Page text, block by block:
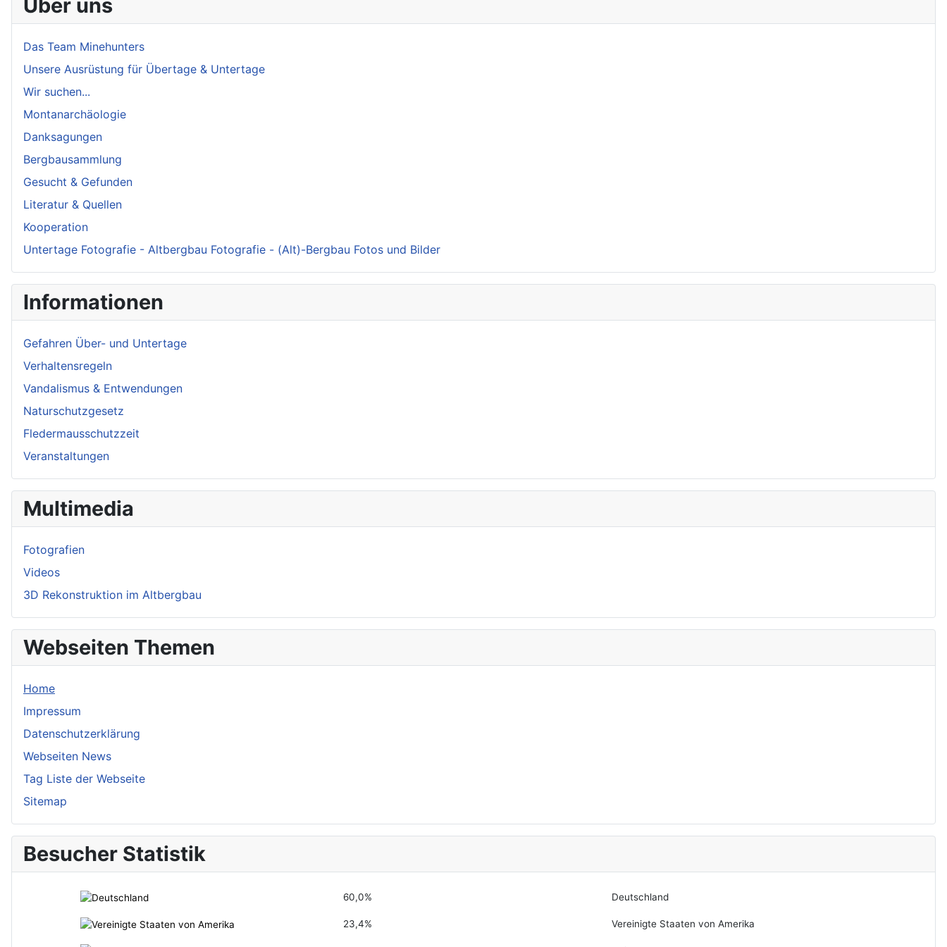
Über uns
Das Team Minehunters
Unsere Ausrüstung für Übertage & Untertage
Wir suchen...
Montanarchäologie
Danksagungen
Bergbausammlung
Gesucht & Gefunden
Literatur & Quellen
Kooperation
Untertage Fotografie - Altbergbau Fotografie - (Alt)-Bergbau Fotos und Bilder
Informationen
Gefahren Über- und Untertage
Verhaltensregeln
Vandalismus & Entwendungen
Naturschutzgesetz
Fledermausschutzzeit
Veranstaltungen
Multimedia
Fotografien
Videos
3D Rekonstruktion im Altbergbau
Webseiten Themen
Home
Impressum
Datenschutzerklärung
Webseiten News
Tag Liste der Webseite
Sitemap
Besucher Statistik
60,0% Deutschland
23,4% Vereinigte Staaten von Amerika